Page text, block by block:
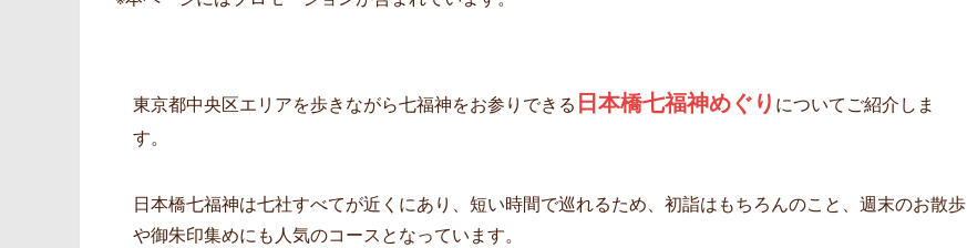
東京都中央区エリアを歩きながら七福神をお参りできる 日本橋七福神めぐり についてご紹介しま
す。
日本橋七福神は七社すべてが近くにあり、短い時間で巡れるため、初詣はもちろんのこと、週末のお散歩
や御朱印集めにも人気のコースとなっています。